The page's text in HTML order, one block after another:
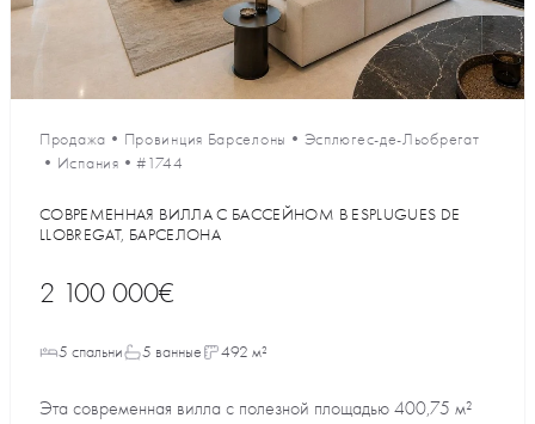
Продажа • Провинция Барселоны • Эсплюгес-де-Льобрегат
• Испания •#1744
СОВРЕМЕННАЯ ВИЛЛА С БАССЕЙНОМ В ESPLUGUES DE
LLOBREGAT, БАРСЕЛОНА
2 100 000€
5 спальни 5 ванные 492 м²
Эта современная вилла с полезной площадью 400,75 м²